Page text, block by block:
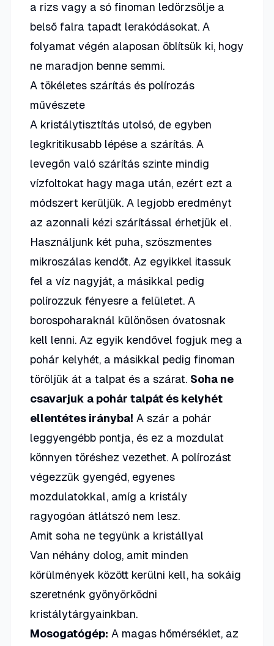
a rizs vagy a só finoman ledörzsölje a
belső falra tapadt lerakódásokat. A
folyamat végén alaposan öblítsük ki, hogy
ne maradjon benne semmi.
A tökéletes szárítás és polírozás
művészete
A kristálytisztítás utolsó, de egyben
legkritikusabb lépése a szárítás. A
levegőn való szárítás szinte mindig
vízfoltokat hagy maga után, ezért ezt a
módszert kerüljük. A legjobb eredményt
az azonnali kézi szárítással érhetjük el.
Használjunk két puha, szöszmentes
mikroszálas kendőt. Az egyikkel itassuk
fel a víz nagyját, a másikkal pedig
polírozzuk fényesre a felületet. A
borospoharaknál különösen óvatosnak
kell lenni. Az egyik kendővel fogjuk meg a
pohár kelyhét, a másikkal pedig finoman
töröljük át a talpat és a szárat. Soha ne
csavarjuk a pohár talpát és kelyhét
ellentétes irányba! A szár a pohár
leggyengébb pontja, és ez a mozdulat
könnyen töréshez vezethet. A polírozást
végezzük gyengéd, egyenes
mozdulatokkal, amíg a kristály
ragyogóan átlátszó nem lesz.
Amit soha ne tegyünk a kristállyal
Van néhány dolog, amit minden
körülmények között kerülni kell, ha sokáig
szeretnénk gyönyörködni
kristálytárgyainkban.
Mosogatógép: A magas hőmérséklet, az